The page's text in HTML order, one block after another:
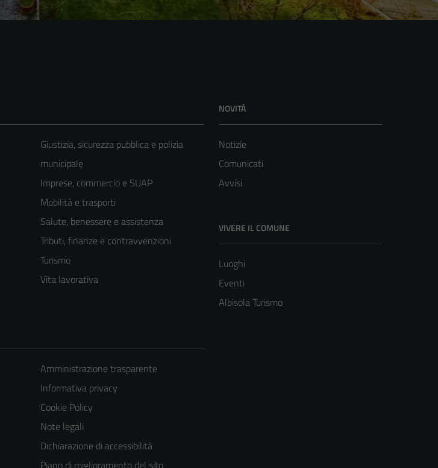
Giustizia, sicurezza pubblica e polizia
municipale
Imprese, commercio e SUAP
Mobilità e trasporti
Salute, benessere e assistenza
Tributi, finanze e contravvenzioni
Turismo
Vita lavorativa
NOVITÀ
Notizie
Comunicati
Avvisi
VIVERE IL COMUNE
Luoghi
Eventi
Albisola Turismo
Amministrazione trasparente
Informativa privacy
Cookie Policy
Note legali
Dichiarazione di accessibilità